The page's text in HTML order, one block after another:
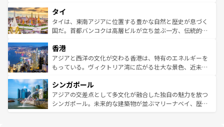
リティに包まれながら、韓国の多彩な魅力を心ゆくまで味
わってみてほしい。 なお、新着の韓国情報はコンテンツ一
覧を参照してほしい。
急速な発展と共に伝統が息づく。ハノイの古い町並みやホ
ーチミン市のフランス統治時代の建物も、独特の雰囲気を
醸し出している。また、バラエティの豊かさとおいしさで
とつ。フォーやバインミー、ベトナムコーヒーなどは、ぜ
ひ現地で味わいたい。どの地域を訪れてもあたたかい人々
が旅行者を迎えてくれるので、きっと忘れられない旅にな
参照してほしい。
タイ
タイは、東南アジアに位置する豊かな自然と歴史が息づく
国だ。首都バンコクは高層ビルが立ち並ぶ一方、伝統的な
の活気が交差している。北部ではチェンマイなどの山岳地
帯で自然と触れ合い、南部ではプーケットやクラビの美し
いビーチでリゾート気分を楽しむことができる。タイ料理
激する。気候は一年中温暖で、どの季節にも異なる楽しみ
が待っている。親しみやすいタイの人々、仏教を中心とし
た文化、そして多様な観光資源が、訪れる旅人を魅了し続
香港
アジアと西洋の文化が交わる香港は、特有のエネルギーを
もっている。ヴィクトリア湾に広がる壮大な景色、近未来
み、どこを訪れても感動するはず。観光スポットが密集し
ており、効率よく見どころを回れるのも魅力。息をのむよ
うな絶景から文化的な体験まで、香港を存分に楽しみ尽く
シンガポール
アジアの交差点として多文化が融合した独自の魅力を放つ
シンガポール。未来的な建築物が並ぶマリーナベイ、歴史